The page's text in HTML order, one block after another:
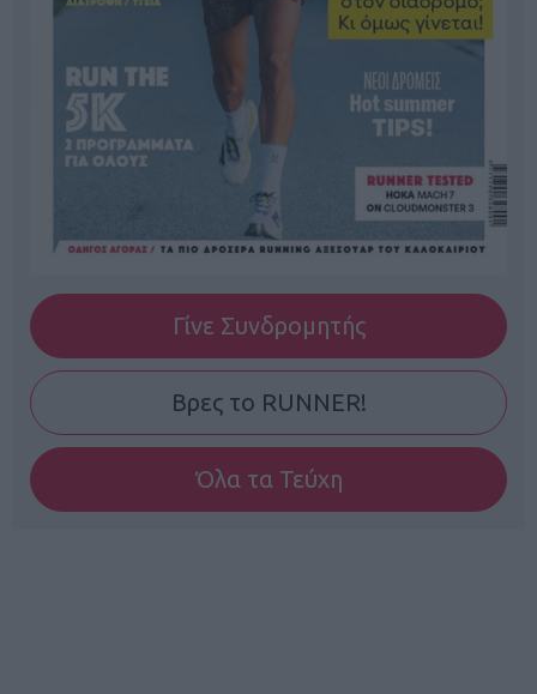
Γίνε Συνδρομητής
Βρες το RUNNER!
Όλα τα Τεύχη